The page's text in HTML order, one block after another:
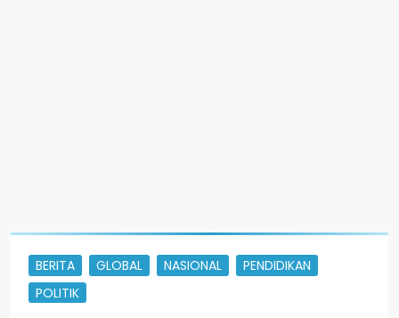
BERITA GLOBAL NASIONAL
PENDIDIKAN
POLITIK